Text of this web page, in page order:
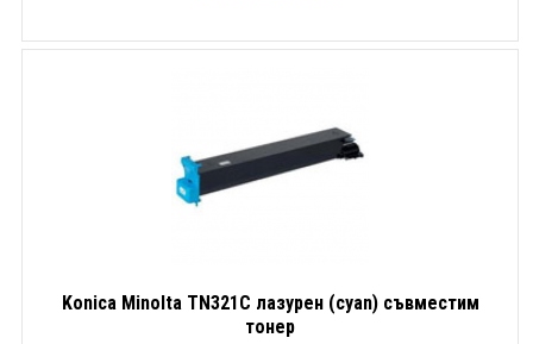
Konica Minolta TN321C лазурен (cyan) съвместим
тонер